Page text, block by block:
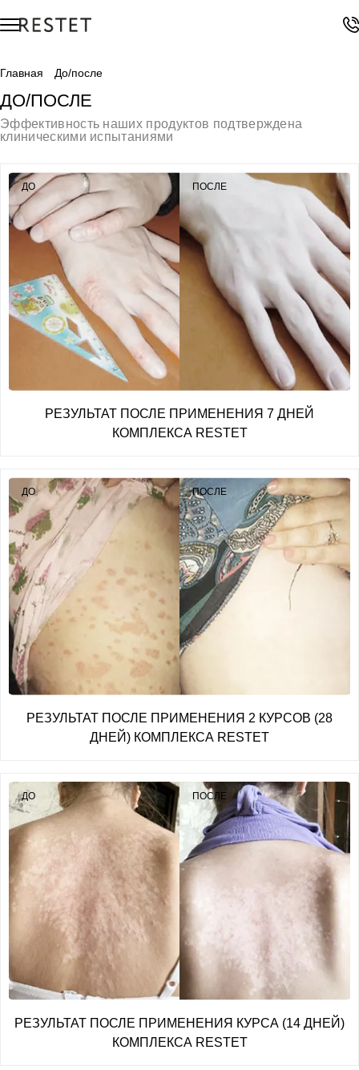
Главная До/после
ДО/ПОСЛЕ
Эффективность наших продуктов подтверждена
клиническими испытаниями
ДО ПОСЛЕ
РЕЗУЛЬТАТ ПОСЛЕ ПРИМЕНЕНИЯ 7 ДНЕЙ
КОМПЛЕКСА RESTET
ДО ПОСЛЕ
РЕЗУЛЬТАТ ПОСЛЕ ПРИМЕНЕНИЯ 2 КУРСОВ (28
ДНЕЙ) КОМПЛЕКСА RESTET
ДО ПОСЛЕ
РЕЗУЛЬТАТ ПОСЛЕ ПРИМЕНЕНИЯ КУРСА (14 ДНЕЙ)
КОМПЛЕКСА RESTET